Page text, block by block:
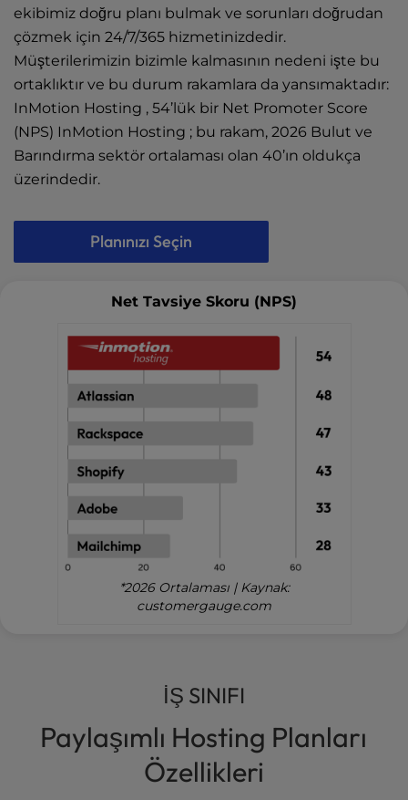
ekibimiz doğru planı bulmak ve sorunları doğrudan
çözmek için 24/7/365 hizmetinizdedir.
Müşterilerimizin bizimle kalmasının nedeni işte bu
ortaklıktır ve bu durum rakamlara da yansımaktadır:
InMotion Hosting , 54’lük bir Net Promoter Score
(NPS) InMotion Hosting ; bu rakam, 2026 Bulut ve
Barındırma sektör ortalaması olan 40’ın oldukça
üzerindedir.
Planınızı Seçin
Net Tavsiye Skoru (NPS)
*2026 Ortalaması | Kaynak:
customergauge.com
İŞ SINIFI
Paylaşımlı Hosting Planları
Özellikleri